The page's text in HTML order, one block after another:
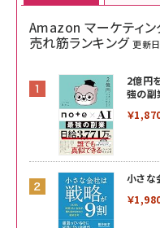
Amazon マーケティ
売れ筋ランキング 更新
2億円
強の副
￥
小さな
￥